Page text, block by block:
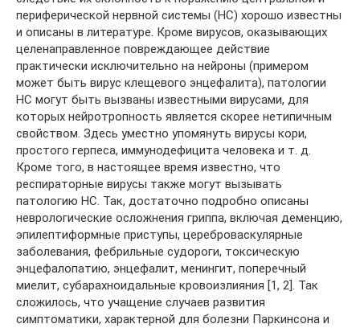
периферической нервной системы (НС) хорошо известны
и описаны в литературе. Кроме вирусов, оказывающих
целенаправленное повреждающее действие
практически исключительно на нейроны (примером
может быть вирус клещевого энцефалита), патологии
НС могут быть вызваны известными вирусами, для
которых нейротропность является скорее нетипичным
свойством. Здесь уместно упомянуть вирусы кори,
простого герпеса, иммунодефицита человека и т. д.
Кроме того, в настоящее время известно, что
респираторные вирусы также могут вызывать
патологию НС. Так, достаточно подробно описаны
неврологические осложнения гриппа, включая деменцию,
эпилептиформные приступы, цереброваскулярные
заболевания, фебрильные судороги, токсическую
энцефалопатию, энцефалит, менингит, поперечный
миелит, субарахноидальные кровоизлияния [1, 2]. Так
сложилось, что учащение случаев развития
симптоматики, характерной для болезни Паркинсона и